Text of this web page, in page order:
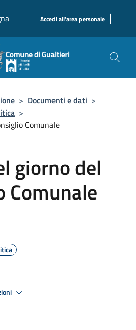
Accedi all'area personale |
> Documenti e dati >
>
Comunale
giorno del
Comunale